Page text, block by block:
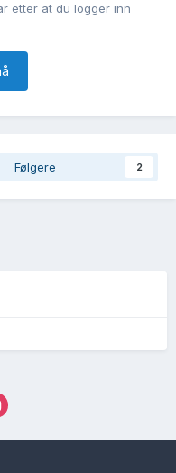
etter at du logger inn
Følgere 2